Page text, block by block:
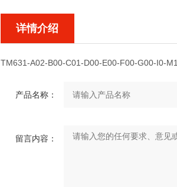
详情介绍
TM631-A02-B00-C01-D00-E00-F00-G00-I0-M1
产品名称：
留言内容：